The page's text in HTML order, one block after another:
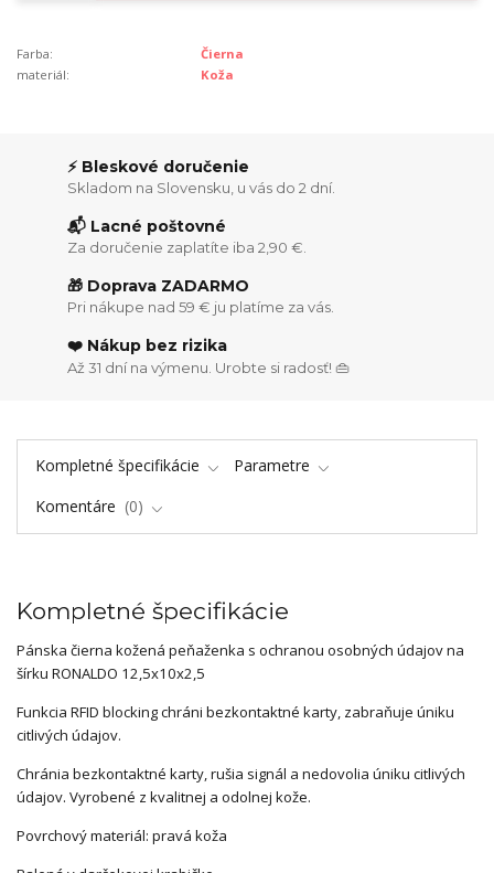
Farba:
Čierna
materiál:
Koža
⚡ Bleskové doručenie
Skladom na Slovensku, u vás do 2 dní.
📬 Lacné poštovné
Za doručenie zaplatíte iba 2,90 €.
🎁 Doprava ZADARMO
Pri nákupe nad 59 € ju platíme za vás.
❤️ Nákup bez rizika
Až 31 dní na výmenu. Urobte si radosť! 👜
Kompletné špecifikácie
Parametre
Komentáre
0
Kompletné špecifikácie
Pánska čierna kožená peňaženka s ochranou osobných údajov na
šírku RONALDO 12,5x10x2,5
Funkcia RFID blocking chráni bezkontaktné karty, zabraňuje úniku
citlivých údajov.
Chránia bezkontaktné karty, rušia signál a nedovolia úniku citlivých
údajov. Vyrobené z kvalitnej a odolnej kože.
Povrchový materiál: pravá koža